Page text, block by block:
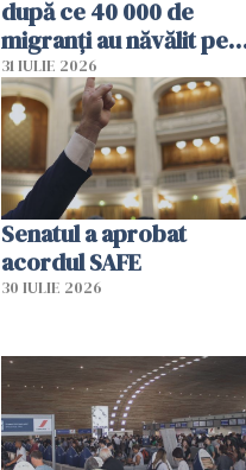
după ce 40 000 de
migranți au năvălit pe
teritoriul spaniol: „Vom
mobiliza toate
resursele"
31 IULIE 2026
Senatul a aprobat
acordul SAFE
30 IULIE 2026